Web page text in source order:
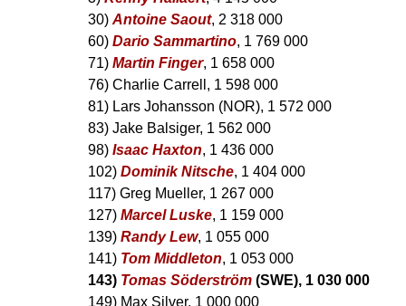
30) Antoine Saout, 2 318 000
60) Dario Sammartino, 1 769 000
71) Martin Finger, 1 658 000
76) Charlie Carrell, 1 598 000
81) Lars Johansson (NOR), 1 572 000
83) Jake Balsiger, 1 562 000
98) Isaac Haxton, 1 436 000
102) Dominik Nitsche, 1 404 000
117) Greg Mueller, 1 267 000
127) Marcel Luske, 1 159 000
139) Randy Lew, 1 055 000
141) Tom Middleton, 1 053 000
143) Tomas Söderström(SWE), 1 030 000
149) Max Silver, 1 000 000